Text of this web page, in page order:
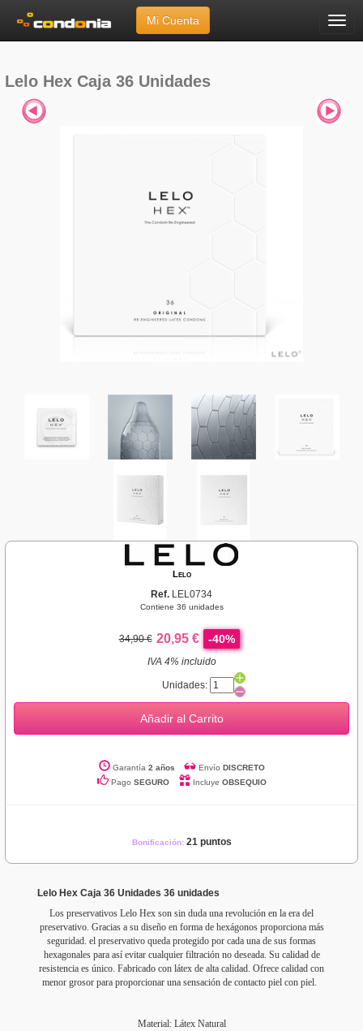
Menú
Mi Cuenta
Lelo Hex Caja 36 Unidades
Lelo Hex Caja 36 Unidades
Lelo
Ref. LEL0734
Contiene 36 unidades
34,90 € 20,95 € -40%
IVA 4% incluido
Unidades:
Añadir al Carrito
Garantía 2 años Envío DISCRETO
Pago SEGURO Incluye OBSEQUIO
Bonificación: 21 puntos
Lelo Hex Caja 36 Unidades 36 unidades
Los preservativos Lelo Hex son sin duda una revolución en la era del
preservativo. Gracias a su diseño en forma de hexágonos proporciona más
seguridad. el preservativo queda protegido por cada una de sus formas
hexagonales para así evitar cualquier filtración no deseada. Su calidad de
resistencia es único. Fabricado con látex de alta calidad. Ofrece calidad con
menor grosor para proporcionar una sensación de contacto piel con piel.
Material: Látex Natural